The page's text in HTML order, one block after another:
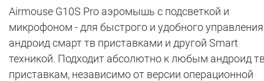
Airmouse G10S Pro аэромышь с подсветкой и
микрофоном - для быстрого и удобного управления
андроид смарт тв приставками и другой Smart
техникой. Подходит абсолютно к любым андроид
приставкам, независимо от версии операционной